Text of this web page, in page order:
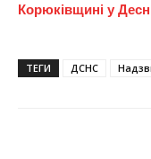
Корюківщині у
ТЕГИ ДСНС